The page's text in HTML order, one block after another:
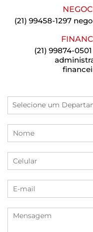
(21) 99458-1297
(21) 99874-